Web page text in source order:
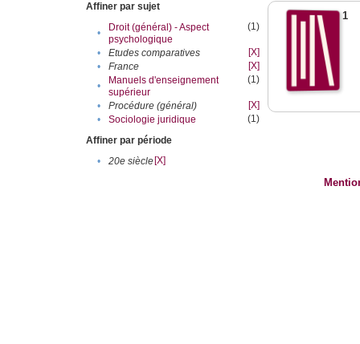
Affiner par sujet
•
Droit (général) - Aspect
psychologique
(1)
• Etudes comparatives
[X]
•
France
[X]
•
Manuels d'enseignement
supérieur
(1)
• Procédure (général)
[X]
•
Sociologie juridique
(1)
Affiner par période
•
20e siècle[X]
1